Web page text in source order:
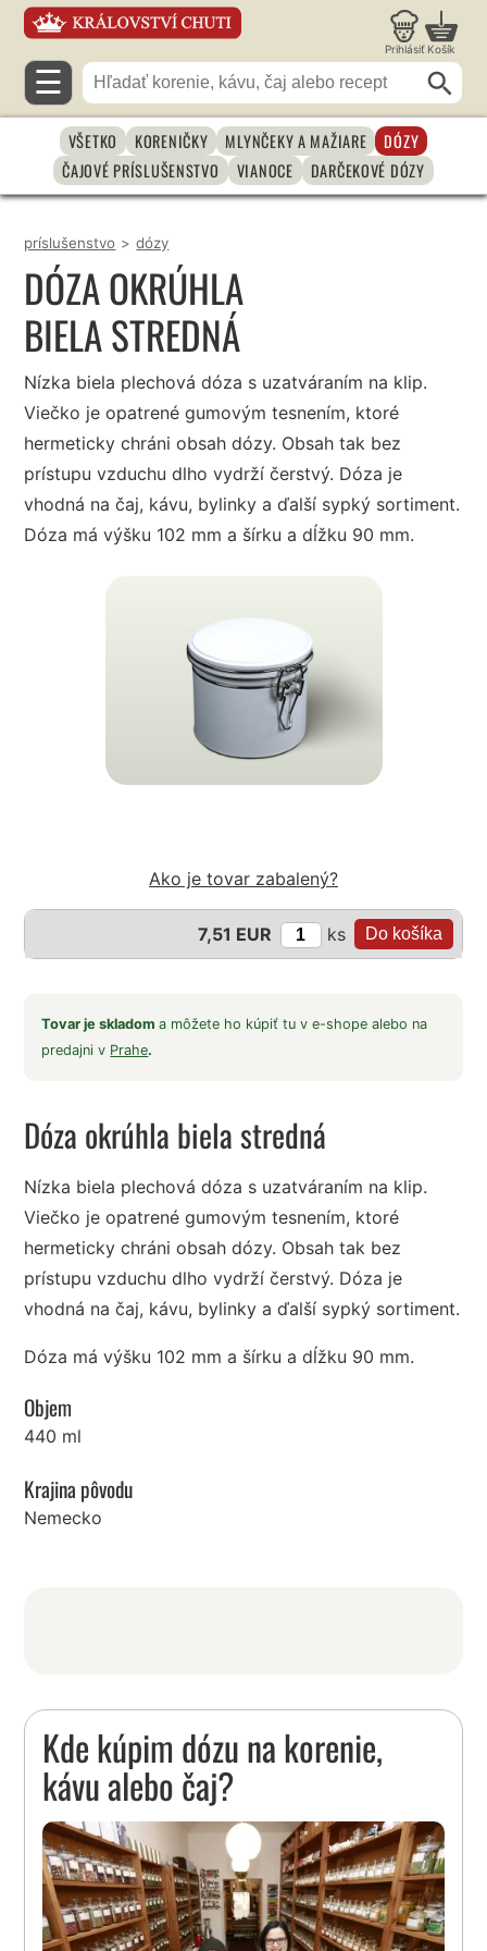
Prihlásiť Košík
☰
VŠETKO KORENIČKY MLYNČEKY A MAŽIARE
DÓZY
ČAJOVÉ PRÍSLUŠENSTVO
VIANOCE DARČEKOVÉ DÓZY
príslušenstvo > dózy
DÓZA OKRÚHLA
BIELA STREDNÁ
Nízka biela plechová dóza s uzatváraním na klip.
Viečko je opatrené gumovým tesnením, ktoré
hermeticky chráni obsah dózy. Obsah tak bez
prístupu vzduchu dlho vydrží čerstvý. Dóza je
vhodná na čaj, kávu, bylinky a ďalší sypký sortiment.
Dóza má výšku 102 mm a šírku a dĺžku 90 mm.
Ako je tovar zabalený?
7,51 EUR ks
Tovar je skladoma môžete ho kúpiť tu v e-shope alebo na
predajni v Prahe.
Dóza okrúhla biela stredná
Nízka biela plechová dóza s uzatváraním na klip.
Viečko je opatrené gumovým tesnením, ktoré
hermeticky chráni obsah dózy. Obsah tak bez
prístupu vzduchu dlho vydrží čerstvý. Dóza je
vhodná na čaj, kávu, bylinky a ďalší sypký sortiment.
Dóza má výšku 102 mm a šírku a dĺžku 90 mm.
Objem
440 ml
Krajina pôvodu
Nemecko
Kde kúpim dózu na korenie,
kávu alebo čaj?